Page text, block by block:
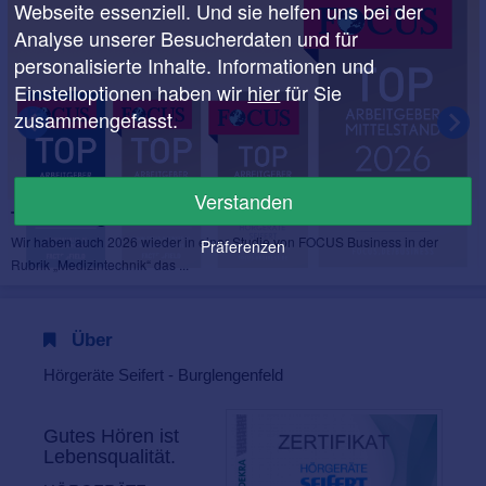
TOP-Arbeitgeber
Wir haben auch 2026 wieder in einer Studie von FOCUS Business in der
Rubrik „Medizintechnik“ das ...
Über
Hörgeräte Seifert - Burglengenfeld
Gutes Hören ist
Lebensqualität.
Webseite essenziell. Und sie helfen uns bei der
Analyse unserer Besucherdaten und für
personalisierte Inhalte. Informationen und
Einstelloptionen haben wir hierfür Sie
zusammengefasst.
Verstanden
Präferenzen